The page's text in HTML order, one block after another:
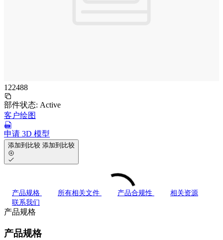
122488
部件状态: Active
客户绘图
申请 3D 模型
添加到比较 添加到比较
产品规格 所有相关文件 产品合规性
相关资源
联系我们
产品规格
产品规格